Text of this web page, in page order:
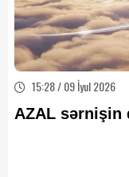
15:28 / 09 İyul 2026
AZAL sərnişin